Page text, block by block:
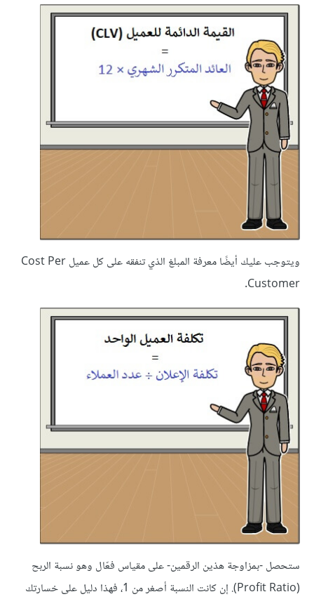
ويتوجب عليك أيضًا معرفة المبلغ الذي تنفقه على كل عميل Cost Per
Customer.
ستحصل -بمزاوجة هذين الرقمين- على مقياس فعّال وهو نسبة الربح
(Profit Ratio). إن كانت النسبة أصغر من 1، فهذا دليل على خسارتك